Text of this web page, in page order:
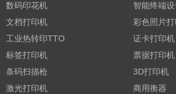
数码印花机
智能终端设
文档打印机
彩色照片
工业热转印TTO
证卡打印机
标签打印机
票据打印机
条码扫描枪
3D打印机
激光打印机
商用衡器